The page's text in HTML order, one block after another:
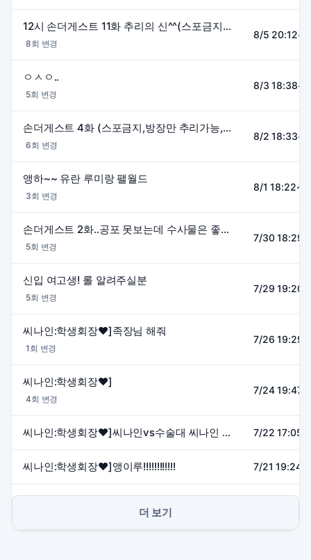
12시 손더게스트 11화 추리의 신^^(스포금지, 방장만 추리가능, 비명주의)
8회 변경
8/5
ㅇㅅㅇ..
5회 변경
8/3
손더게스트 4화 (스포금지,방장만 추리가능,무서운거 못보는사람)
6회 변경
8/2
앵하~~ 유란 루미랑 팰월드
3회 변경
8/1
손더게스트 2화..공포 못보는데 수사물은 좋아하는 사람 (스포블랙)
5회 변경
7/30
신입 여고생! 롤 알려주실분
5회 변경
7/29
씨나인:학생회장❤]족장님 해줘
1회 변경
7/26
씨나인:학생회장❤]
4회 변경
7/24
씨나인:학생회장❤]씨나인vs수술대 씨나인 응원방 7/22
씨나인:학생회장❤]앵이루!!!!!!!!!!!! 7/21
더 보기